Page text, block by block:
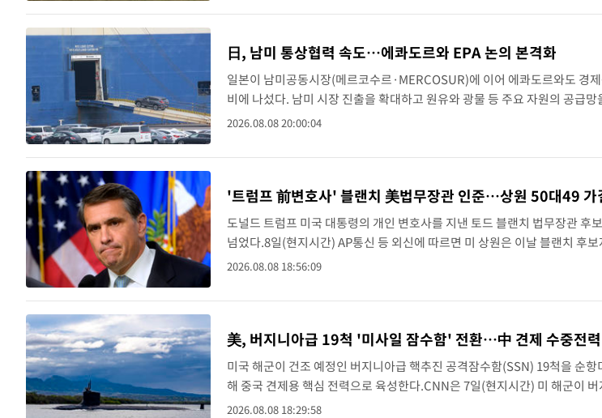
日, 남미 통상협력 속도…에콰도르와 EPA 논의 본격화
일본이 남미공동시장(메르코수르·MERCOSUR)에 이어 에콰도르와도 경
비에 나섰다. 남미 시장 진출을 확대하고 원유와 광물 등 주요 자원의 공급
다.8일 니혼게이자이신문(닛케이)과 지지통신 등 현지 언론에 따르면 모테
2026.08.08 20:00:04
'트럼프 前변호사' 블랜치 美법무장관 인준…상원 50대49 가
도널드 트럼프 미국 대통령의 개인 변호사를 지낸 토드 블랜치 법무장관 후
넘었다.8일(현지시간) AP통신 등 외신에 따르면 미 상원은 이날 블랜치 후
로 가결했다. 민주당 의원 전원이 반대한 가운데 공화당에서는 수전 콜린스
2026.08.08 18:56:09
美, 버지니아급 19척 '미사일 잠수함' 전환…中 견제 수중전
미국 해군이 건조 예정인 버지니아급 핵추진 공격잠수함(SSN) 19척을 순
해 중국 견제용 핵심 전력으로 육성한다.CNN은 7일(현지시간) 미 해군이
재하는 버지니아급 잠수함 19척을 SSGN으로 운용할 계획이라고 보도했다
2026.08.08 18:29:58